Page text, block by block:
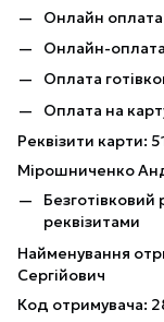
Онлайн
Онлайн-
Оплата
Оплата на
Реквізити карти:
Мірошниченко
реквізитами
Найменування
Сергійович
Код отримувача: